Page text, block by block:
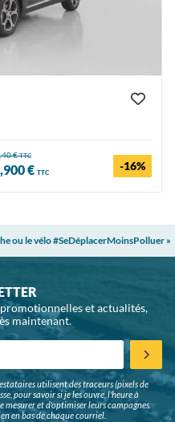
€TTC
€ TTC -16%
ou le vélo #SeDéplacerMoinsPolluer »
et actualités,
maintenant.
utilisent des traceurs (pixels de
pour savoir si je les ouvre, l'heure à
et d'optimiser leurs campagnes.
en bas de chaque courriel.